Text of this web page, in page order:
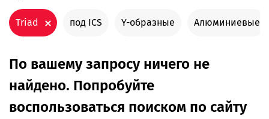
Triad под ICS Y-образные Алюминиевые
По вашему запросу ничего не
найдено. Попробуйте
воспользоваться поиском по сайту